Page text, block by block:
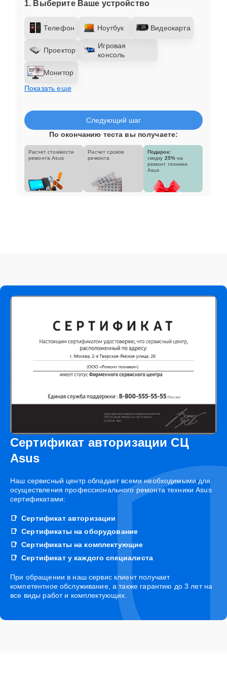
1. Выберите Ваше устройство
Телефон Ноутбук Видеокарта
Проектор
Игровая
консоль
Монитор
Показать еще
Следующий шаг
По окончанию теста вы получаете:
Расчет стоимости
ремонта Asus
Расчет сроков
ремонта
Подарок:
скидку 25% на
ремонт техники
Asus
Сертификат авторизации СЦ
Asus
Наш сервисный центр обладает всеми необходимыми для
осуществления профессионального ремонта техники Asus
сертификатами:
Сертификат авторизации
Сертификаты на оборудование
Сертификаты на комплектующие
Сертификат у каждого специалиста
При обращении в наш сервис клиент получает
компетентное обслуживание, а также гарантию до 3 лет на
все виды работ и комплектующих.